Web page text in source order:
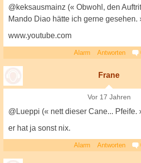
@keksausmainz (« Obwohl, den
Mando Diao hätte ich gerne gesehen.
www.youtube.com
Alarm Antworten
Frane
Vor 17 Jahren
@Lueppi (« nett dieser Cane... Pfeife.
er hat ja sonst nix.
Alarm Antworten